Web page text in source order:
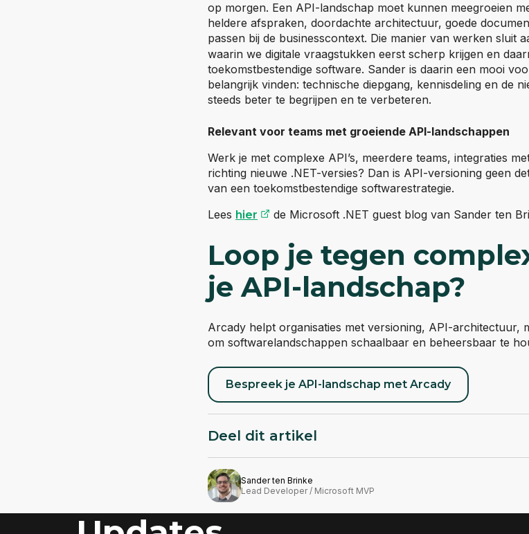
op morgen. Een API-landschap moet kunnen meegroeien
heldere afspraken, doordachte architectuur, goede
passen bij de businesscontext. Die manier van werken sluit
waarin we digitale vraagstukken eerst scherp krijgen en
toekomstbestendige software. Sander is daarin een mooi
belangrijk vinden: technische diepgang, kennisdeling en de
steeds beter te begrijpen en te verbeteren.
Relevant voor teams met groeiende API-landschappen
Werk je met complexe API’s, meerdere teams, integraties
richting nieuwe .NET-versies? Dan is API-versioning geen
van een toekomstbestendige softwarestrategie.
Lees hier (opent externe website)
de Microsoft .NET guest blog van Sander ten
Loop je tegen
je API-landschap?
Arcady helpt organisaties met versioning, API-architectuur,
om softwarelandschappen schaalbaar en beheersbaar te
Bespreek je API-landschap met Arcady
Deel dit artikel
Sander ten Brinke
Lead Developer / Microsoft MVP